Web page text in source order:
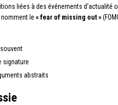
liées à des événements d’actualité
le « fear of missing out »
signature
abstraits